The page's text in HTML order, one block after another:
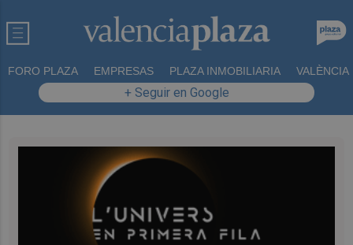
FORO PLAZA EMPRESAS PLAZA INMOBILIARIA VALÈNCIA
+ Seguir en Google